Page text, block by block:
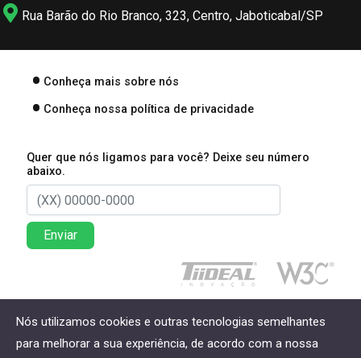
Rua Barão do Rio Branco, 323, Centro, Jaboticabal/SP
Conheça mais sobre nós
Conheça nossa política de privacidade
Quer que nós ligamos para você? Deixe seu número
abaixo.
Enviar
Direitos reservados à Lima Associados Contabilidade
Empresarial - 2026
Nós utilizamos cookies e outras tecnologias semelhantes
para melhorar a sua experiência, de acordo com a nossa